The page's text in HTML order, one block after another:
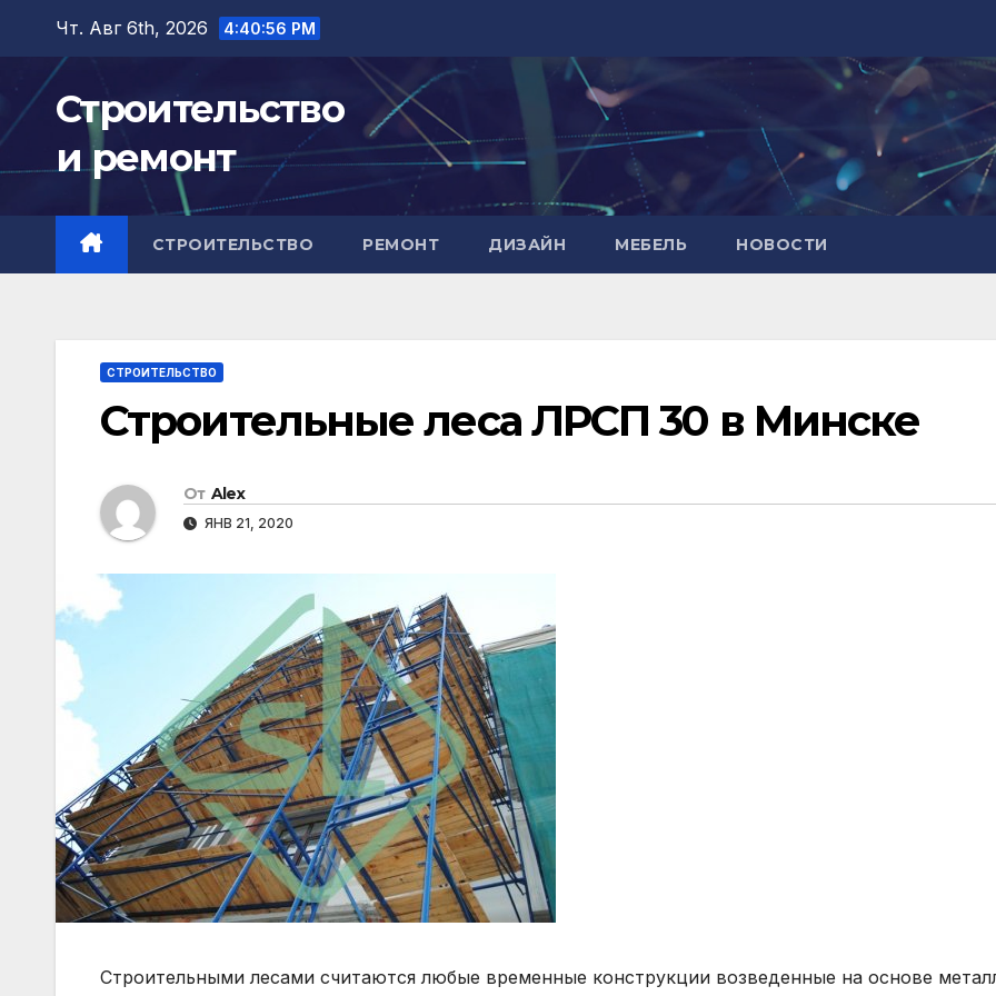
Перейти
содержимому
Чт. Авг 6th, 2026 4:40:57 PM
Строительство
и ремонт
СТРОИТЕЛЬСТВО РЕМОНТ ДИЗАЙН МЕБЕЛЬ НОВОСТИ
СТРОИТЕЛЬСТВО
Строительные леса ЛРСП 30 в Минске
От Alex
ЯНВ 21, 2020
Строительными лесами считаются любые временные конструкции возведенные на основе